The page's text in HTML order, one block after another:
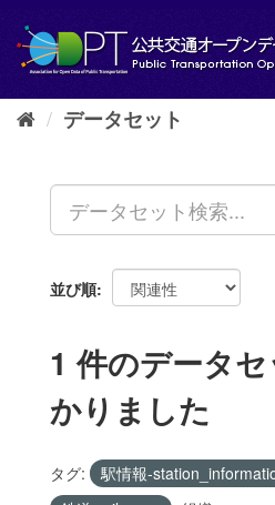
し
データセット
並び順
1 件のデータ
かりました
タグ:
駅情報-